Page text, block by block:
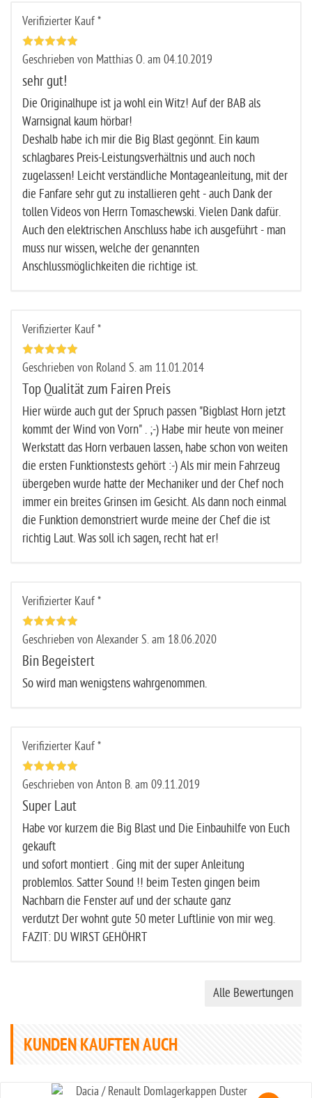
Verifizierter Kauf *
Geschrieben von Matthias O. am 04.10.2019
sehr gut!
Die Originalhupe ist ja wohl ein Witz! Auf der BAB als
Warnsignal kaum hörbar!
Deshalb habe ich mir die Big Blast gegönnt. Ein kaum
schlagbares Preis-Leistungsverhältnis und auch noch
zugelassen! Leicht verständliche Montageanleitung, mit der
die Fanfare sehr gut zu installieren geht - auch Dank der
tollen Videos von Herrn Tomaschewski. Vielen Dank dafür.
Auch den elektrischen Anschluss habe ich ausgeführt - man
muss nur wissen, welche der genannten
Anschlussmöglichkeiten die richtige ist.
Verifizierter Kauf *
Geschrieben von Roland S. am 11.01.2014
Top Qualität zum Fairen Preis
Hier würde auch gut der Spruch passen "Bigblast Horn jetzt
kommt der Wind von Vorn" . ;-) Habe mir heute von meiner
Werkstatt das Horn verbauen lassen, habe schon von weiten
die ersten Funktionstests gehört :-) Als mir mein Fahrzeug
übergeben wurde hatte der Mechaniker und der Chef noch
immer ein breites Grinsen im Gesicht. Als dann noch einmal
die Funktion demonstriert wurde meine der Chef die ist
richtig Laut. Was soll ich sagen, recht hat er!
Verifizierter Kauf *
Geschrieben von Alexander S. am 18.06.2020
Bin Begeistert
So wird man wenigstens wahrgenommen.
Verifizierter Kauf *
Geschrieben von Anton B. am 09.11.2019
Super Laut
Habe vor kurzem die Big Blast und Die Einbauhilfe von Euch
gekauft
und sofort montiert . Ging mit der super Anleitung
problemlos. Satter Sound !! beim Testen gingen beim
Nachbarn die Fenster auf und der schaute ganz
verdutzt Der wohnt gute 50 meter Luftlinie von mir weg.
FAZIT: DU WIRST GEHÖHRT
Alle Bewertungen
KUNDEN KAUFTEN AUCH